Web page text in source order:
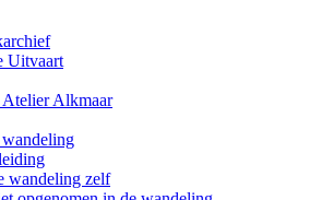
Uitvaart
Alkmaar
wandeling zelf